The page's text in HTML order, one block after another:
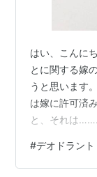
はい、こんに
とに関する嫁
うと思います
は嫁に許可済
と、それは
嫁ですがこん
この臭い………
#デオドラント